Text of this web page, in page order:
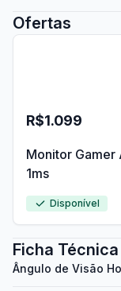
Ofertas
R$1.099
Monitor Gamer
1ms
Disponível
Ficha Técnica
Ângulo de Visão